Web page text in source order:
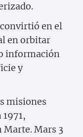
convirtió en el
en orbitar
información
y
misiones
Mars 3